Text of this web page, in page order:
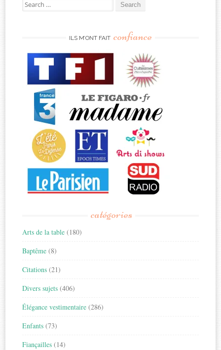
for:
ILS M’ONT FAIT confiance
catégories
Arts de la table (180)
Baptême (8)
Citations (21)
Divers sujets (406)
Élégance vestimentaire (286)
Enfants (73)
Fiançailles (14)